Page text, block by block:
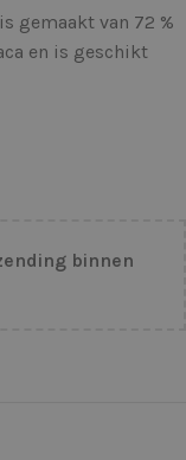
gemaakt van 72 %
en is geschikt
binnen